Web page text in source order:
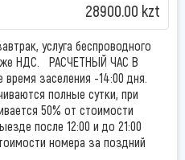
Вам
56
соответствуют
интерьер которых
создает ощущение
помещений светом и
шумоизоляции -
28900.00 kzt
услуга беспроводного
НДС. РАСЧЕТНЫЙ ЧАС В
заселения -14:00 дня.
полные сутки, при
50% от стоимости
после 12:00 и до 21:00
номера за поздний